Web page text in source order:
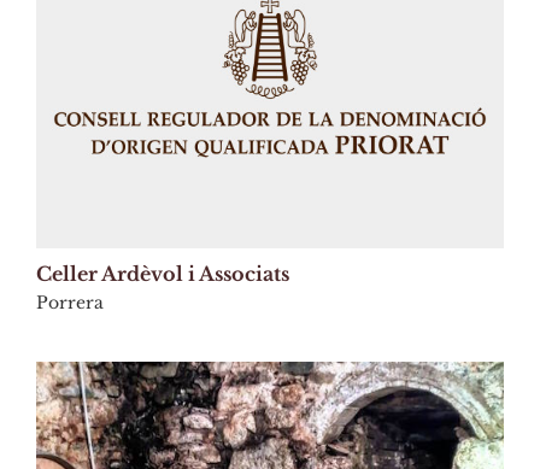
Celler Ardèvol i Associats
Porrera